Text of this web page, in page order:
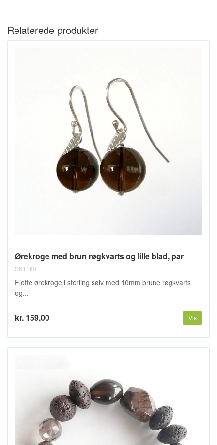
Relaterede produkter
Ørekroge med brun røgkvarts og lille blad, par
SK1180
Flotte ørekroge i sterling sølv med 10mm brune røgkvarts
og...
kr. 159,00 Vis